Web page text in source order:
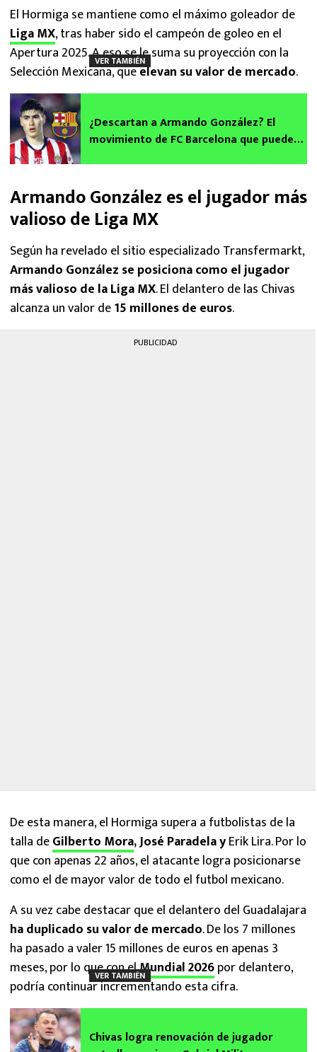
El Hormiga se mantiene como el máximo goleador de
Liga MX, tras haber sido el campeón de goleo en el
Apertura 2025. A eso se le suma su proyección con la
Selección Mexicana, queelevan su valor de mercado.
VER TAMBIÉN
¿Descartan a Armando González? El
movimiento de FC Barcelona que puede
Armando González es el jugador más
valioso de Liga MX
Según ha revelado el sitio especializado Transfermarkt,
Armando González se posiciona como el jugador
más valioso de la Liga MX. El delantero de las Chivas
alcanza un valor de15 millones de euros.
PUBLICIDAD
De esta manera, el Hormiga supera a futbolistas de la
talla deGilberto Mora, José Paradela yErik Lira. Por lo
que con apenas 22 años, el atacante logra posicionarse
como el de mayor valor de todo el futbol mexicano.
A su vez cabe destacar que el delantero del Guadalajara
ha duplicado su valor de mercado. De los 7 millones
ha pasado a valer 15 millones de euros en apenas 3
meses, por lo que con elMundial 2026por delantero,
podría continuar incrementando esta cifra.
VER TAMBIÉN
Chivas logra renovación de jugador